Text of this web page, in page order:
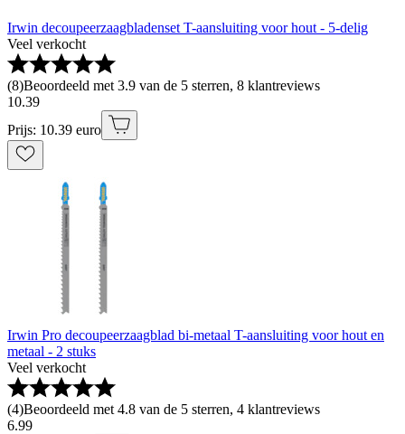
Irwin decoupeerzaagbladenset T-aansluiting voor hout - 5-delig
Veel verkocht
(8)Beoordeeld met 3.9 van de 5 sterren, 8 klantreviews
10.39
Prijs: 10.39 euro
Irwin Pro decoupeerzaagblad bi-metaal T-aansluiting voor hout en
metaal - 2 stuks
Veel verkocht
(4)Beoordeeld met 4.8 van de 5 sterren, 4 klantreviews
6.99